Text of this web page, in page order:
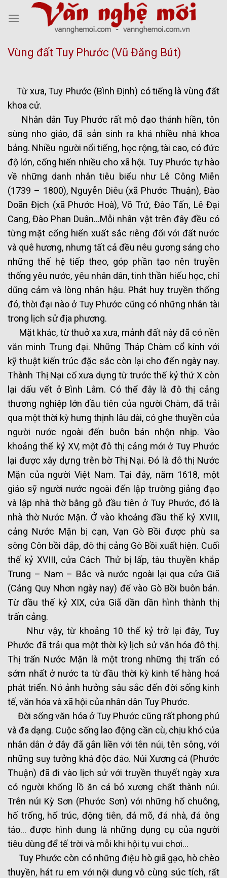
Vùng đất Tuy Phước (Vũ Đăng Bút)
Từ xưa, Tuy Phước (Bình Định) có tiếng là vùng đất
khoa cử.
Nhân dân Tuy Phước rất mộ đạo thánh hiền, tôn
sùng nho giáo, đã sản sinh ra khá nhiều nhà khoa
bảng. Nhiều người nổi tiếng, học rộng, tài cao, có đức
độ lớn, cống hiến nhiều cho xã hội. Tuy Phước tự hào
về những danh nhân tiêu biểu như Lê Công Miễn
(1739 – 1800), Nguyễn Diêu (xã Phước Thuận), Đào
Doãn Địch (xã Phước Hoà), Võ Trứ, Đào Tấn, Lê Đại
Cang, Đào Phan Duân…Mỗi nhân vật trên đây đều có
từng mặt cống hiến xuất sắc riêng đối với đất nước
và quê hương, nhưng tất cả đều nêu gương sáng cho
những thế hệ tiếp theo, góp phần tạo nên truyền
thống yêu nước, yêu nhân dân, tinh thần hiếu học, chí
dũng cảm và lòng nhân hậu. Phát huy truyền thống
đó, thời đại nào ở Tuy Phước cũng có những nhân tài
trong lịch sử địa phương.
Mặt khác, từ thuở xa xưa, mảnh đất này đã có nền
văn minh Trung đại. Những Tháp Chàm cổ kính với
kỹ thuật kiến trúc đặc sắc còn lại cho đến ngày nay.
Thành Thị Nại cổ xưa dựng từ trước thế kỷ thứ X còn
lại dấu vết ở Bình Lâm. Có thể đây là đô thị cảng
thương nghiệp lớn đầu tiên của người Chàm, đã trải
qua một thời kỳ hưng thịnh lâu dài, có ghe thuyền của
người nước ngoài đến buôn bán nhộn nhịp. Vào
khoảng thế kỷ XV, một đô thị cảng mới ở Tuy Phước
lại được xây dựng trên bờ Thị Nại. Đó là đô thị Nước
Mặn của người Việt Nam. Tại đây, năm 1618, một
giáo sỹ người nước ngoài đến lập trường giảng đạo
và lập nhà thờ bằng gỗ đầu tiên ở Tuy Phước, đó là
nhà thờ Nước Mặn. Ở vào khoảng đầu thế kỷ XVIII,
cảng Nước Mặn bị cạn, Vạn Gò Bồi được phù sa
sông Côn bồi đắp, đô thị cảng Gò Bồi xuất hiện. Cuối
thế kỷ XVIII, cửa Cách Thử bị lấp, tàu thuyền khắp
Trung – Nam – Bắc và nước ngoài lại qua cửa Giã
(Cảng Quy Nhơn ngày nay) để vào Gò Bồi buôn bán.
Từ đầu thế kỷ XIX, cửa Giã dần dần hình thành thị
trấn cảng.
Như vậy, từ khoảng 10 thế kỷ trở lại đây, Tuy
Phước đã trải qua một thời kỳ lịch sử văn hóa đô thị.
Thị trấn Nước Mặn là một trong những thị trấn có
sớm nhất ở nước ta từ đầu thời kỳ kinh tế hàng hoá
phát triển. Nó ảnh hưởng sâu sắc đến đời sống kinh
tế, văn hóa và xã hội của nhân dân Tuy Phước.
Đời sống văn hóa ở Tuy Phước cũng rất phong phú
và đa dạng. Cuộc sống lao động cần cù, chịu khó của
nhân dân ở đây đã gắn liền với tên núi, tên sông, với
những suy tưởng khá độc đáo. Núi Xương cá (Phước
Thuận) đã đi vào lịch sử với truyền thuyết ngày xưa
có người khổng lồ ăn cá bỏ xương chất thành núi.
Trên núi Kỳ Sơn (Phước Sơn) với những hố chuông,
hố trống, hố trúc, động tiên, đá mõ, đá nhà, đá ông
táo… được hình dung là những dụng cụ của người
tiêu dùng để tế trời và mỗi khi hội tụ vui chơi…
Tuy Phước còn có những điệu hò giã gạo, hò chèo
thuyền, hát ru em với nội dung vô cùng súc tích, rất